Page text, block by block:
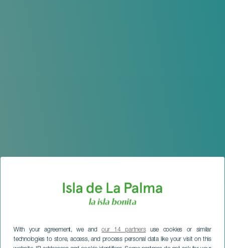
With your agreement, we andour 14 partnersuse cookies or similar
technologies to store, access, and process personal data like your visit on this